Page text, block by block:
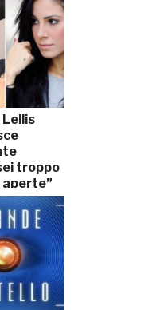
Lellis
troppo
aperte”